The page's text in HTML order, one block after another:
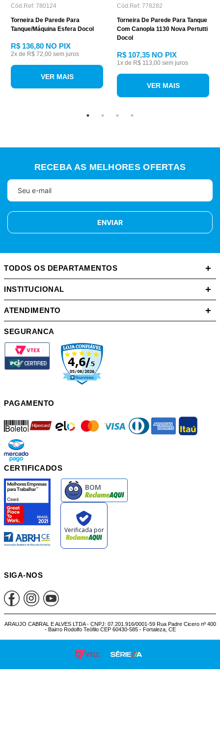
Cód.Ref: 780124
Torneira De Parede Para
Tanque/Máquina Esfera Docol
R$ 136,80 NO PIX
2x de R$ 72,00 sem juros
VER MAIS
Cód.Ref: 778282
Torneira De Parede Para Tanque
Com Canopla 1130 Nova Pertutti
Docol
R$ 107,35 NO PIX
1x de R$ 113,00 sem juros
VER MAIS
RECEBA AS MELHORES OFERTAS
ENVIAR
TODOS OS DEPARTAMENTOS +
INSTITUCIONAL +
ATENDIMENTO +
SEGURANCA
PAGAMENTO
boleto mastercard diners american itau
mercadopago
CERTIFICADOS
SIGA-NOS
ARAUJO CABRAL E ALVES LTDA - CNPJ: 07.201.916/0001-59 Rua Padre Cicero nº 400
- Bairro Rodolfo Teófilo CEP 60430-585 - Fortaleza, CE